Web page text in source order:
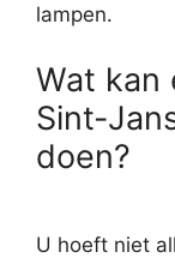
lampen.
Wat kan
Sint-
doen?
U hoeft niet